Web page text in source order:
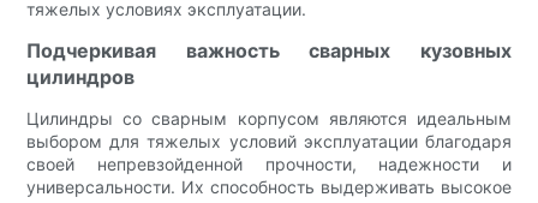
тяжелых условиях эксплуатации.
Подчеркивая важность сварных кузовных
цилиндров
Цилиндры со сварным корпусом являются идеальным
выбором для тяжелых условий эксплуатации благодаря
своей непревзойденной прочности, надежности и
универсальности. Их способность выдерживать высокое